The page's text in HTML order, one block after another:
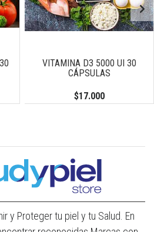
VITAMINA D3 5000 UI 30
CÁPSULAS
$17.000
y Proteger tu piel y tu Salud. En